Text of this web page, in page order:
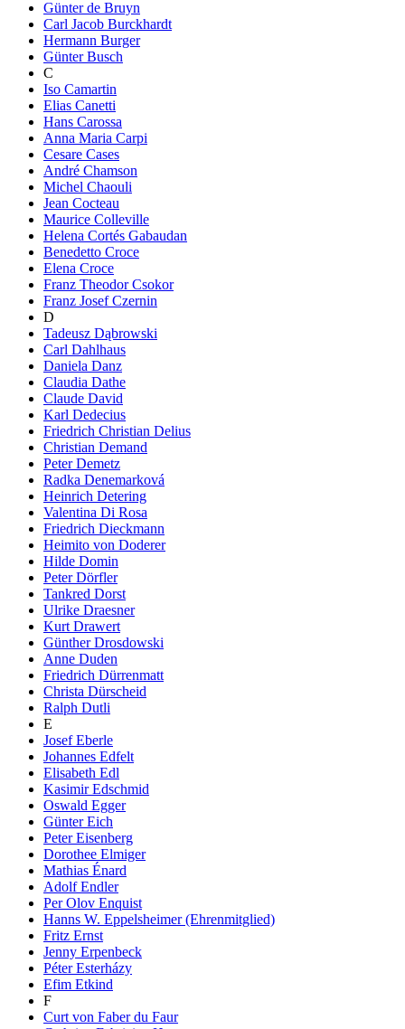
Günter de Bruyn
Carl Jacob Burckhardt
Hermann Burger
Günter Busch
C
Iso Camartin
Elias Canetti
Hans Carossa
Anna Maria Carpi
Cesare Cases
André Chamson
Michel Chaouli
Jean Cocteau
Maurice Colleville
Helena Cortés Gabaudan
Benedetto Croce
Elena Croce
Franz Theodor Csokor
Franz Josef Czernin
D
Tadeusz Dąbrowski
Carl Dahlhaus
Daniela Danz
Claudia Dathe
Claude David
Karl Dedecius
Friedrich Christian Delius
Christian Demand
Peter Demetz
Radka Denemarková
Heinrich Detering
Valentina Di Rosa
Friedrich Dieckmann
Heimito von Doderer
Hilde Domin
Peter Dörfler
Tankred Dorst
Ulrike Draesner
Kurt Drawert
Günther Drosdowski
Anne Duden
Friedrich Dürrenmatt
Christa Dürscheid
Ralph Dutli
E
Josef Eberle
Johannes Edfelt
Elisabeth Edl
Kasimir Edschmid
Oswald Egger
Günter Eich
Peter Eisenberg
Dorothee Elmiger
Mathias Énard
Adolf Endler
Per Olov Enquist
Hanns W. Eppelsheimer (Ehrenmitglied)
Fritz Ernst
Jenny Erpenbeck
Péter Esterházy
Efim Etkind
F
Curt von Faber du Faur